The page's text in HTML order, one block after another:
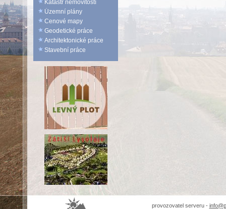
Katastr nemovitostí
Územní plány
Cenové mapy
Geodetické práce
Architektonické práce
Stavební práce
provozovatel serveru -